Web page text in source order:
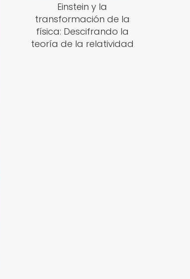
Einstein y la
transformación de la
física: Descifrando la
teoría de la relatividad